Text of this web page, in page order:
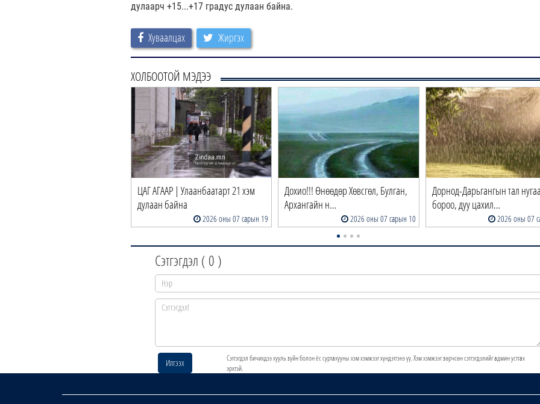
дулаарч +15...+17 градус дулаан байна.
Хуваалцах Жиргэх
ХОЛБООТОЙ МЭДЭЭ
ЦАГ АГААР | Улаанбаатарт 21 хэм
дулаан байна
2026 оны 07 сарын 19
Дохио!!! Өнөөдөр Хөвсгөл, Булган,
Архангайн н…
2026 оны 07 сарын 10
Дорнод-Дарьгангын тал
бороо, дуу цахил…
2026 оны 07
Сэтгэгдэл ( 0 )
Илгээх
Сэтгэгдэл бичихдээ хууль зүйн болон ёс суртахууны хэм хэмжээг хүндэтгэнэ үү. Хэм хэмжээг зөрчсөн сэтгэгдэлийг админ устгах
эрхтэй.